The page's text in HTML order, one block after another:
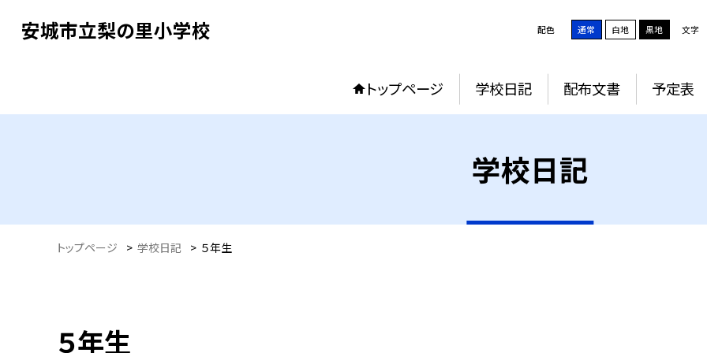
安城市立梨の里小学校 配色 通常 白地 黒地 文字
トップページ 学校日記 配布文書 予定表
学校日記
トップページ > 学校日記 > ５年生
５年生